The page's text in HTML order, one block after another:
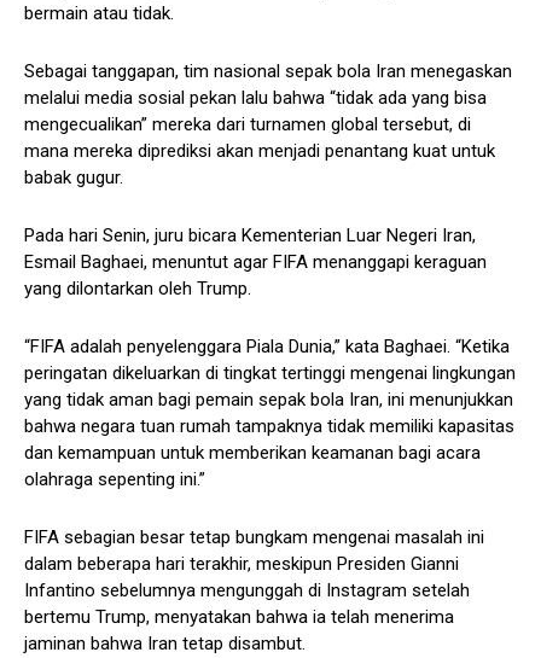
bermain atau tidak.
Sebagai tanggapan, tim nasional sepak bola Iran menegaskan
melalui media sosial pekan lalu bahwa “tidak ada yang bisa
mengecualikan” mereka dari turnamen global tersebut, di
mana mereka diprediksi akan menjadi penantang kuat untuk
babak gugur.
Pada hari Senin, juru bicara Kementerian Luar Negeri Iran,
Esmail Baghaei, menuntut agar FIFA menanggapi keraguan
yang dilontarkan oleh Trump.
“FIFA adalah penyelenggara Piala Dunia,” kata Baghaei. “Ketika
peringatan dikeluarkan di tingkat tertinggi mengenai lingkungan
yang tidak aman bagi pemain sepak bola Iran, ini menunjukkan
bahwa negara tuan rumah tampaknya tidak memiliki kapasitas
dan kemampuan untuk memberikan keamanan bagi acara
olahraga sepenting ini.”
FIFA sebagian besar tetap bungkam mengenai masalah ini
dalam beberapa hari terakhir, meskipun Presiden Gianni
Infantino sebelumnya mengunggah di Instagram setelah
bertemu Trump, menyatakan bahwa ia telah menerima
jaminan bahwa Iran tetap disambut.